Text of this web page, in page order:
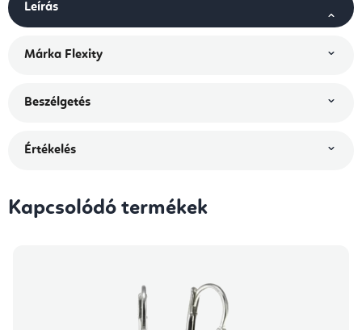
Leírás
Márka Flexity
Beszélgetés
Értékelés
Kapcsolódó termékek